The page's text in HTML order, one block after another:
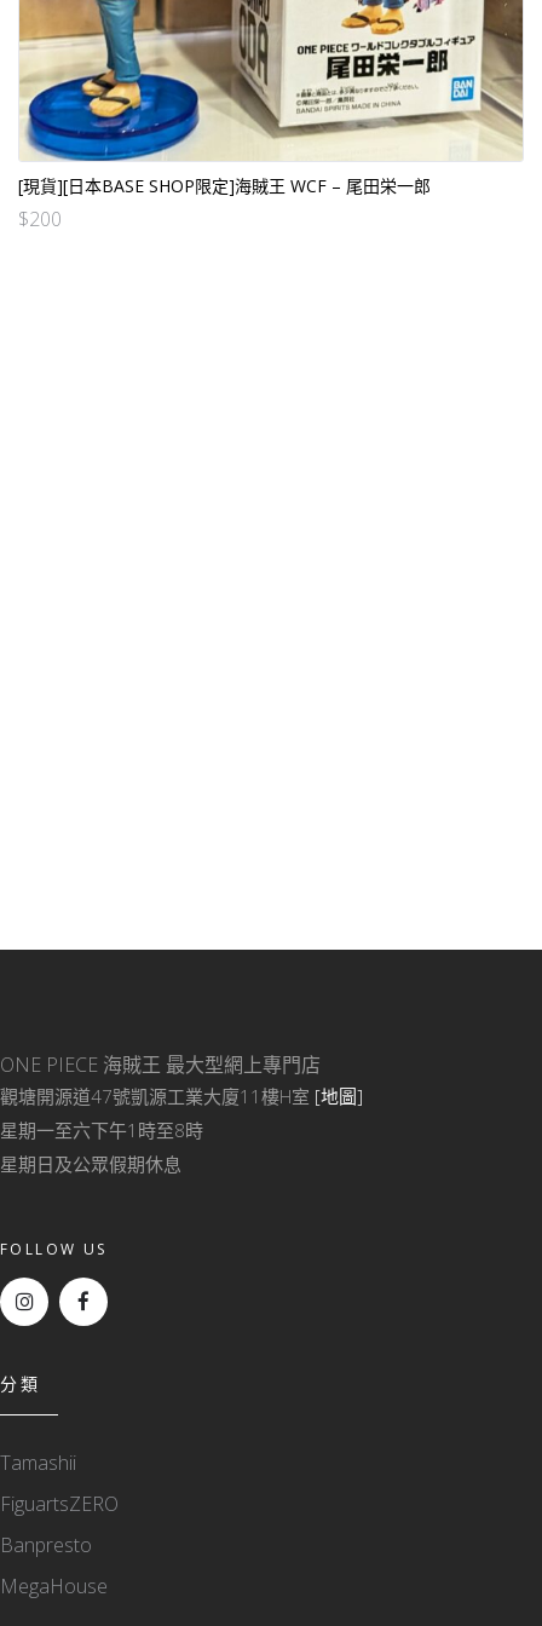
[現貨][日本BASE SHOP限定]海賊王 WCF – 尾田栄一郎
$200
ONE PIECE 海賊王 最大型網上專門店
觀塘開源道47號凱源工業大廈11樓H室 [地圖]
星期一至六下午1時至8時
星期日及公眾假期休息
FOLLOW US
分類
Tamashii
FiguartsZERO
Banpresto
MegaHouse